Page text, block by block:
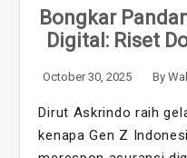
Bongkar
Digital: Riset
October 30, 2025 By
Dirut Askrindo raih
kenapa Gen Z